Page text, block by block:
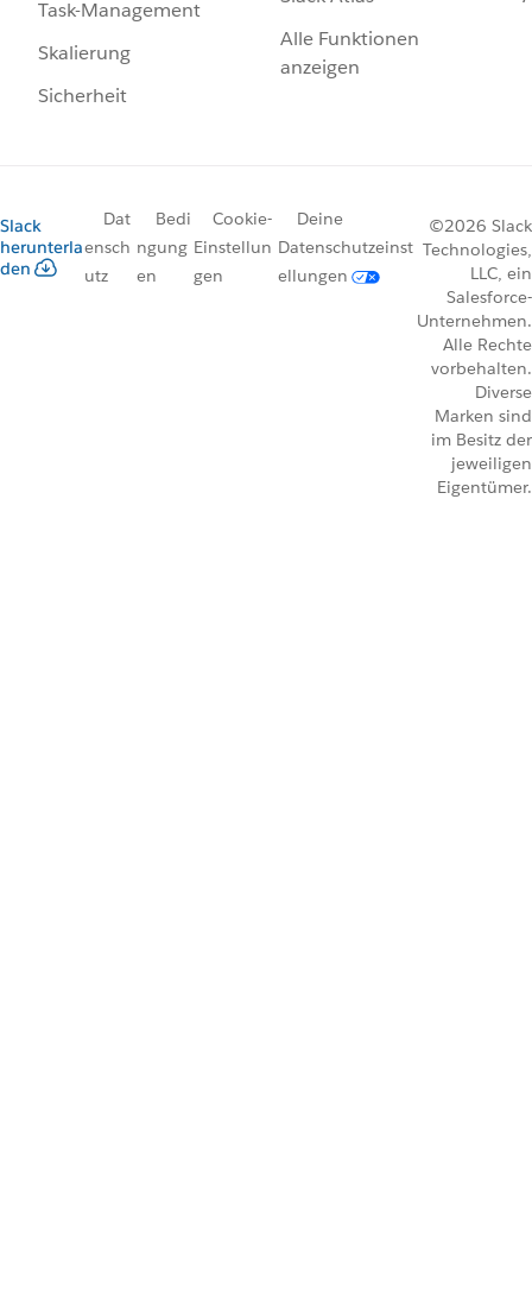
Task-Management
Skalierung
Sicherheit
Alle Funktionen
anzeigen
Slack
herunterla
den
Dat
ensch
utz
Bedi
ngung
en
Cookie-
Einstellun
gen
Deine
Datenschutzeinst
ellungen
©2026 Slack
Technologies,
LLC, ein
Salesforce-
Unternehmen.
Alle Rechte
vorbehalten.
Diverse
Marken sind
im Besitz der
jeweiligen
Eigentümer.